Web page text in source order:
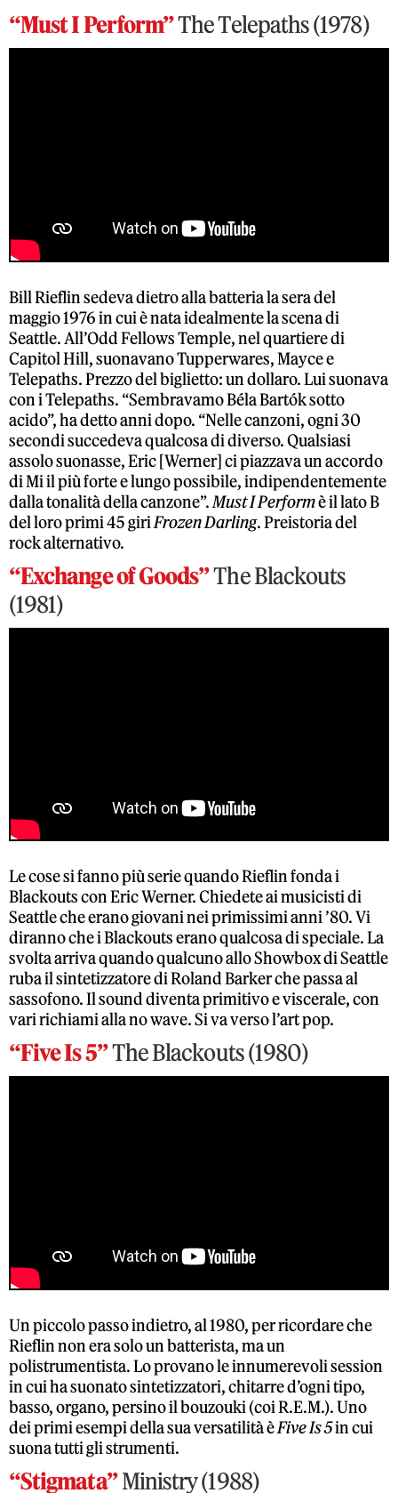
“Must I Perform”The Telepaths (1978)
Bill Rieflin sedeva dietro alla batteria la sera del
maggio 1976 in cui è nata idealmente la scena di
Seattle. All’Odd Fellows Temple, nel quartiere di
Capitol Hill, suonavano Tupperwares, Mayce e
Telepaths. Prezzo del biglietto: un dollaro. Lui suonava
con i Telepaths. “Sembravamo Béla Bartók sotto
acido”, ha detto anni dopo. “Nelle canzoni, ogni 30
secondi succedeva qualcosa di diverso. Qualsiasi
assolo suonasse, Eric [Werner] ci piazzava un accordo
di Mi il più forte e lungo possibile, indipendentemente
dalla tonalità della canzone”.Must I Performè il lato B
del loro primi 45 giriFrozen Darling. Preistoria del
rock alternativo.
“Exchange of Goods”The Blackouts
(1981)
Le cose si fanno più serie quando Rieflin fonda i
Blackouts con Eric Werner. Chiedete ai musicisti di
Seattle che erano giovani nei primissimi anni ’80. Vi
diranno che i Blackouts erano qualcosa di speciale. La
svolta arriva quando qualcuno allo Showbox di Seattle
ruba il sintetizzatore di Roland Barker che passa al
sassofono. Il sound diventa primitivo e viscerale, con
vari richiami alla no wave. Si va verso l’art pop.
“Five Is 5”The Blackouts (1980)
Un piccolo passo indietro, al 1980, per ricordare che
Rieflin non era solo un batterista, ma un
polistrumentista. Lo provano le innumerevoli session
in cui ha suonato sintetizzatori, chitarre d’ogni tipo,
basso, organo, persino il bouzouki (coi R.E.M.). Uno
dei primi esempi della sua versatilità èFive Is 5in cui
suona tutti gli strumenti.
“Stigmata”Ministry (1988)